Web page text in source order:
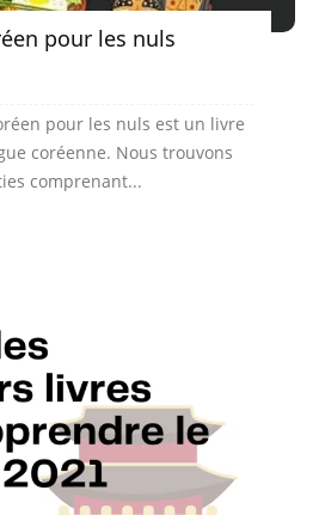
pour les nuls
pour les nuls est un livre
coréenne. Nous trouvons
comprenant...